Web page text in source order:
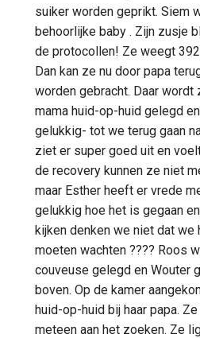
suiker worden geprikt. Siem
behoorlijke baby . Zijn zusje
de protocollen! Ze weegt
Dan kan ze nu door papa
worden gebracht. Daar wordt
mama huid-op-huid gelegd
gelukkig- tot we terug gaan
ziet er super goed uit en
de recovery kunnen ze niet
maar Esther heeft er vrede
gelukkig hoe het is gegaan
kijken denken we niet dat we
moeten wachten ???? Roos
couveuse gelegd en Wouter
boven. Op de kamer
huid-op-huid bij haar papa.
meteen aan het zoeken. Ze